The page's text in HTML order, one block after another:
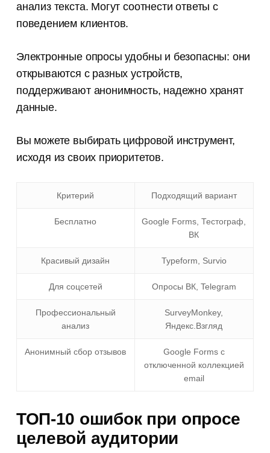
анализ текста. Могут соотнести ответы с
поведением клиентов.
Электронные опросы удобны и безопасны: они
открываются с разных устройств,
поддерживают анонимность, надежно хранят
данные.
Вы можете выбирать цифровой инструмент,
исходя из своих приоритетов.
Критерий Подходящий вариант
Бесплатно
Google Forms, Тестограф,
ВК
Красивый дизайн Typeform, Survio
Для соцсетей Опросы ВК, Telegram
Профессиональный
анализ
SurveyMonkey,
Яндекс.Взгляд
Анонимный сбор отзывов
Google Forms с
отключенной коллекцией
email
ТОП-10 ошибок при опросе
целевой аудитории